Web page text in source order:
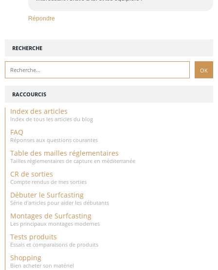
Répondre
RECHERCHE
RACCOURCIS
Index des articles
Index de tous les articles du blog
FAQ
Réponses aux questions courantes
Table des mailles réglementaires
Tailles réglementaires de capture en méditerranée
CR de sorties
Compte rendus de mes sorties
Débuter le Surfcasting
Série d'articles pour aider les débutants
Montages de Surfcasting
Les principaux montages modernes
Tests produits
Essais et comparaisons de produits
Shopping
Bien acheter son matériel